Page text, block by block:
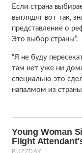
Если страна
выглядят вот так,
представление о
Это выбор страны”.
“Я не буду
там нет уже ни
специально это
напалмом из